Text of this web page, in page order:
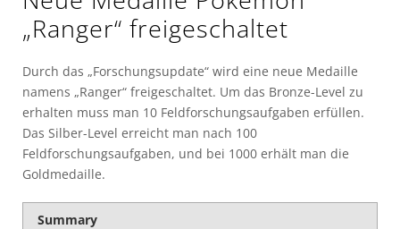
„Ranger“ freigeschaltet
Durch das „Forschungsupdate“ wird eine neue Medaille
namens „Ranger“ freigeschaltet. Um das Bronze-Level zu
erhalten muss man 10 Feldforschungsaufgaben erfüllen.
Das Silber-Level erreicht man nach 100
Feldforschungsaufgaben, und bei 1000 erhält man die
Goldmedaille.
Summary